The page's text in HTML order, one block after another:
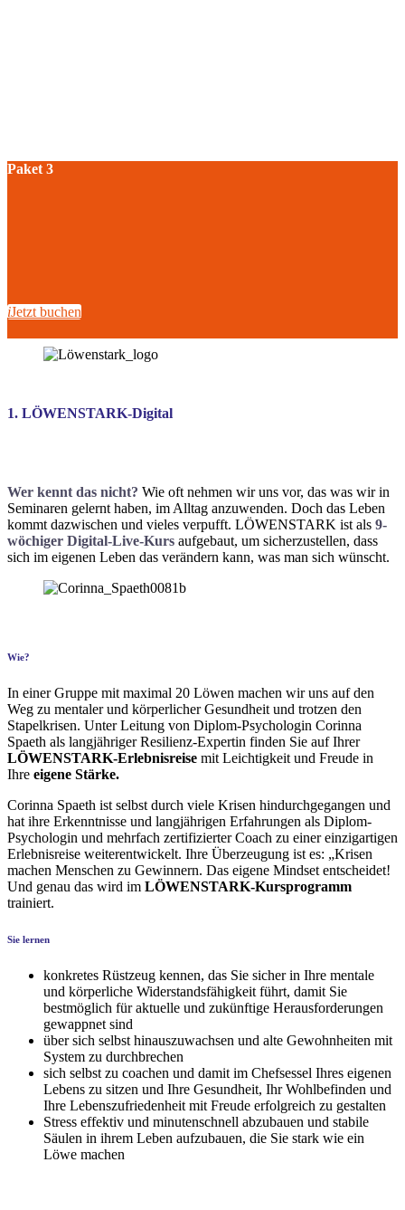
Paket 3
iJetzt buchen
1. LÖWENSTARK-Digital
Wer kennt das nicht? Wie oft nehmen wir uns vor, das was wir in
Seminaren gelernt haben, im Alltag anzuwenden. Doch das Leben
kommt dazwischen und vieles verpufft. LÖWENSTARK ist als 9-
wöchiger Digital-Live-Kurs aufgebaut, um sicherzustellen, dass
sich im eigenen Leben das verändern kann, was man sich wünscht.
Wie?
In einer Gruppe mit maximal 20 Löwen machen wir uns auf den
Weg zu mentaler und körperlicher Gesundheit und trotzen den
Stapelkrisen. Unter Leitung von Diplom-Psychologin Corinna
Spaeth als langjähriger Resilienz-Expertin finden Sie auf Ihrer
LÖWENSTARK-Erlebnisreise mit Leichtigkeit und Freude in
Ihre eigene Stärke.
Corinna Spaeth ist selbst durch viele Krisen hindurchgegangen und
hat ihre Erkenntnisse und langjährigen Erfahrungen als Diplom-
Psychologin und mehrfach zertifizierter Coach zu einer einzigartigen
Erlebnisreise weiterentwickelt. Ihre Überzeugung ist es: „Krisen
machen Menschen zu Gewinnern. Das eigene Mindset entscheidet!
Und genau das wird im LÖWENSTARK-Kursprogramm
trainiert.
Sie lernen
konkretes Rüstzeug kennen, das Sie sicher in Ihre mentale
und körperliche Widerstandsfähigkeit führt, damit Sie
bestmöglich für aktuelle und zukünftige Herausforderungen
gewappnet sind
über sich selbst hinauszuwachsen und alte Gewohnheiten mit
System zu durchbrechen
sich selbst zu coachen und damit im Chefsessel Ihres eigenen
Lebens zu sitzen und Ihre Gesundheit, Ihr Wohlbefinden und
Ihre Lebenszufriedenheit mit Freude erfolgreich zu gestalten
Stress effektiv und minutenschnell abzubauen und stabile
Säulen in ihrem Leben aufzubauen, die Sie stark wie ein
Löwe machen